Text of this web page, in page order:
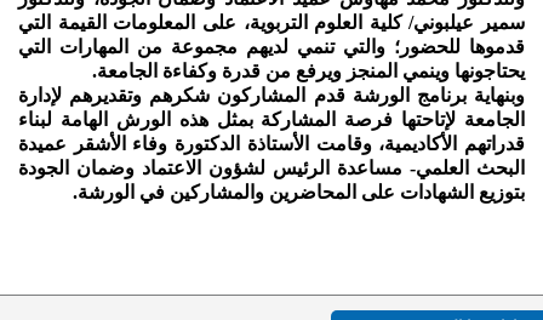
سمير عيلبوني/ كلية العلوم التربوية، على المعلومات القيمة التي
قدموها للحضور؛ والتي تنمي لديهم مجموعة من المهارات التي
يحتاجونها وينمي المنجز ويرفع من قدرة وكفاءة الجامعة.
وبنهاية برنامج الورشة قدم المشاركون شكرهم وتقديرهم لإدارة
الجامعة لإتاحتها فرصة المشاركة بمثل هذه الورش الهامة لبناء
قدراتهم الأكاديمية، وقامت الأستاذة الدكتورة وفاء الأشقر عميدة
البحث العلمي- مساعدة الرئيس لشؤون الاعتماد وضمان الجودة
بتوزيع الشهادات على المحاضرين والمشاركين في الورشة.